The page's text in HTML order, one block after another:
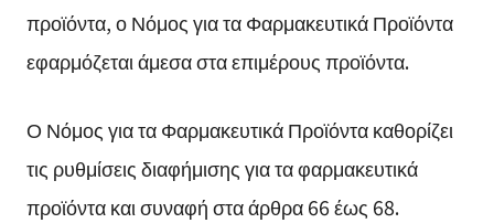
προϊόντα, ο Νόμος για τα Φαρμακευτικά Προϊόντα
εφαρμόζεται άμεσα στα επιμέρους προϊόντα.
Ο Νόμος για τα Φαρμακευτικά Προϊόντα καθορίζει
τις ρυθμίσεις διαφήμισης για τα φαρμακευτικά
προϊόντα και συναφή στα άρθρα 66 έως 68.